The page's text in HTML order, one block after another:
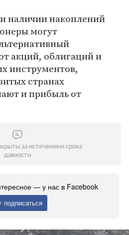
наличии накоплений
могут
акций, облигаций и
инструментов,
странах
и прибыль от
за истечением срока
давности
— у нас в Facebook
подписаться